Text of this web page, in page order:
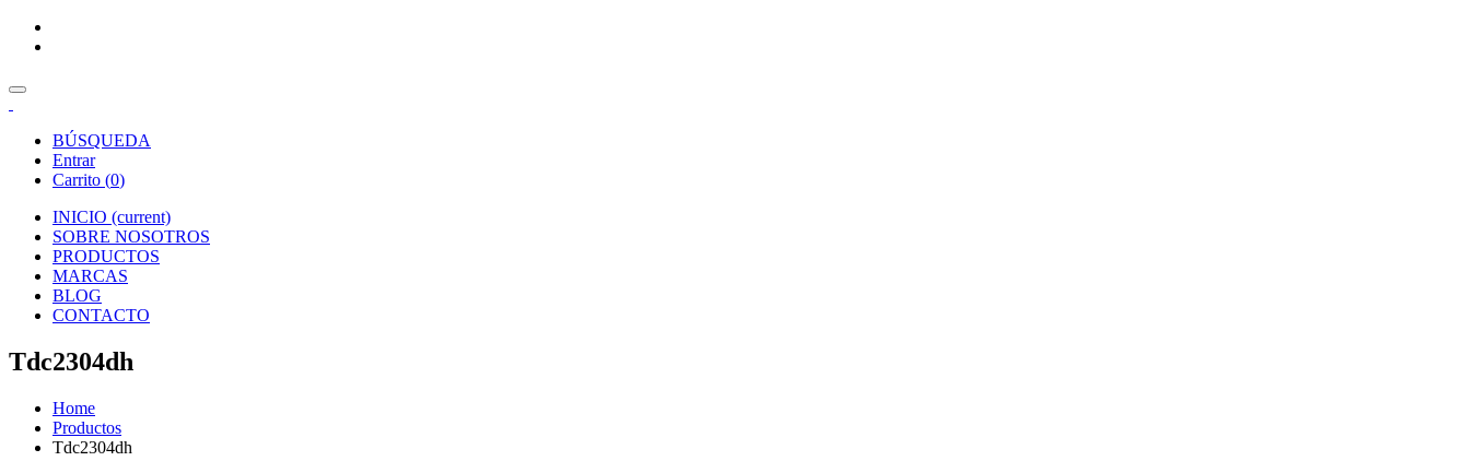
BÚSQUEDA
Entrar
Carrito (0)
INICIO (current)
SOBRE NOSOTROS
PRODUCTOS
MARCAS
BLOG
CONTACTO
Tdc2304dh
Home
Productos
Tdc2304dh